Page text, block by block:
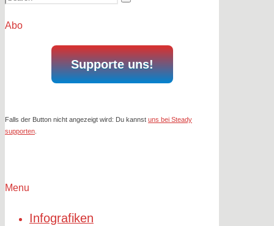
Search
Abo
Supporte uns!
Falls der Button nicht angezeigt wird: Du kannst uns bei Steady
supporten
Menu
Infografiken